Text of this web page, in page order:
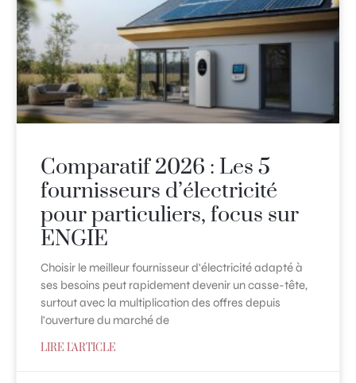
Comparatif 2026 : Les 5
fournisseurs d’électricité
pour particuliers, focus sur
ENGIE
Choisir le meilleur fournisseur d'électricité adapté à
ses besoins peut rapidement devenir un casse-tête,
surtout avec la multiplication des offres depuis
l'ouverture du marché de
LIRE L'ARTICLE